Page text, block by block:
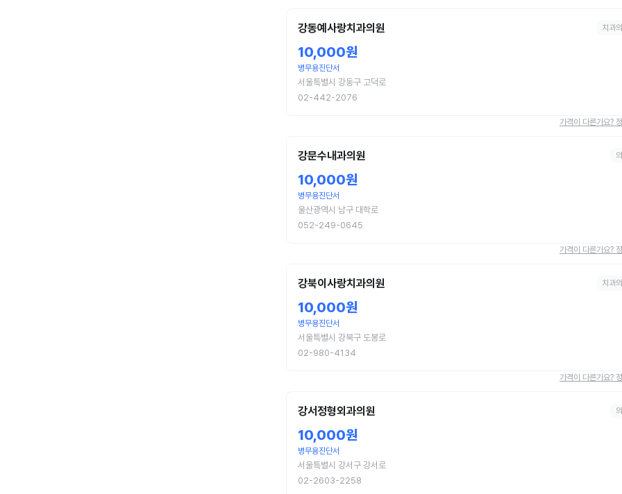
강동예사랑치과의원 치과
10,000원
병무용진단서
서울특별시 강동구 고덕로
02-442-2076
가격이 다른가요?
강문수내과의원
10,000원
병무용진단서
울산광역시 남구 대학로
052-249-0645
가격이 다른가요?
강북이사랑치과의원 치과
10,000원
병무용진단서
서울특별시 강북구 도봉로
02-980-4134
가격이 다른가요?
강서정형외과의원
10,000원
병무용진단서
서울특별시 강서구 강서로
02-2603-2258